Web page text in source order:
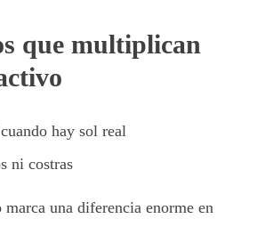
que multiplican
hay sol real
ni costras
marca una diferencia enorme en